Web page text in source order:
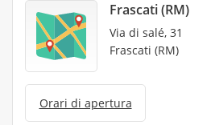
Frascati (RM)
Via di salé, 31
Frascati (RM)
Orari di apertura